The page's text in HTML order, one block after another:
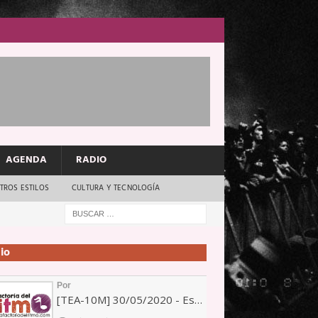
AGENDA RADIO
ESTILOS CULTURA Y TECNOLOGÍA